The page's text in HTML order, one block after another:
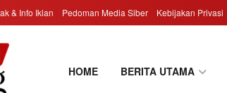
& Info Iklan Pedoman Media Siber Kebijakan Privasi
HOME BERITA UTAMA